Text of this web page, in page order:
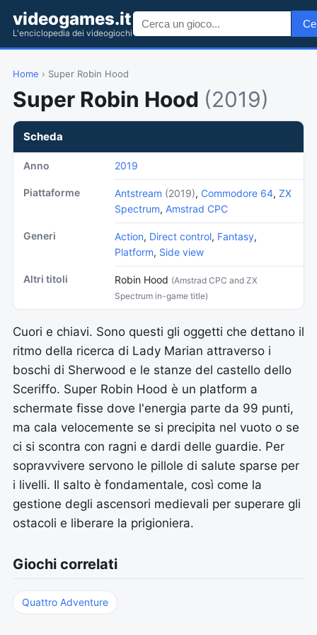
videogames.it
L'enciclopedia dei videogiochi
Home › Super Robin Hood
Super Robin Hood (2019)
Scheda
Anno 2019
Piattaforme Antstream (2019), Commodore 64, ZX
Spectrum, Amstrad CPC
Generi Action, Direct control, Fantasy,
Platform, Side view
Altri titoli Robin Hood (Amstrad CPC and ZX
Spectrum in-game title)
Cuori e chiavi. Sono questi gli oggetti che dettano il
ritmo della ricerca di Lady Marian attraverso i
boschi di Sherwood e le stanze del castello dello
Sceriffo. Super Robin Hood è un platform a
schermate fisse dove l'energia parte da 99 punti,
ma cala velocemente se si precipita nel vuoto o se
ci si scontra con ragni e dardi delle guardie. Per
sopravvivere servono le pillole di salute sparse per
i livelli. Il salto è fondamentale, così come la
gestione degli ascensori medievali per superare gli
ostacoli e liberare la prigioniera.
Giochi correlati
Quattro Adventure